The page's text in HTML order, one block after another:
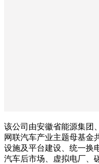
该公司由安徽省能源集团
网联汽车产业主题母基金
设施及平台建设、统一换
汽车后市场、虚拟电厂、